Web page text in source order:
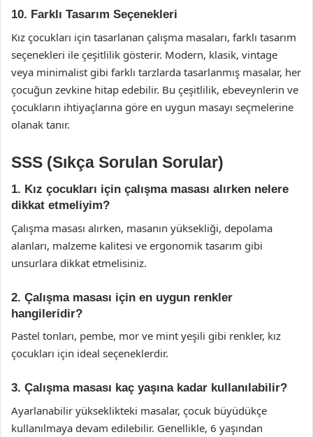
10. Farklı Tasarım Seçenekleri
Kız çocukları için tasarlanan çalışma masaları, farklı tasarım
seçenekleri ile çeşitlilik gösterir. Modern, klasik, vintage
veya minimalist gibi farklı tarzlarda tasarlanmış masalar, her
çocuğun zevkine hitap edebilir. Bu çeşitlilik, ebeveynlerin ve
çocukların ihtiyaçlarına göre en uygun masayı seçmelerine
olanak tanır.
SSS (Sıkça Sorulan Sorular)
1. Kız çocukları için çalışma masası alırken nelere
dikkat etmeliyim?
Çalışma masası alırken, masanın yüksekliği, depolama
alanları, malzeme kalitesi ve ergonomik tasarım gibi
unsurlara dikkat etmelisiniz.
2. Çalışma masası için en uygun renkler
hangileridir?
Pastel tonları, pembe, mor ve mint yeşili gibi renkler, kız
çocukları için ideal seçeneklerdir.
3. Çalışma masası kaç yaşına kadar kullanılabilir?
Ayarlanabilir yükseklikteki masalar, çocuk büyüdükçe
kullanılmaya devam edilebilir. Genellikle, 6 yaşından